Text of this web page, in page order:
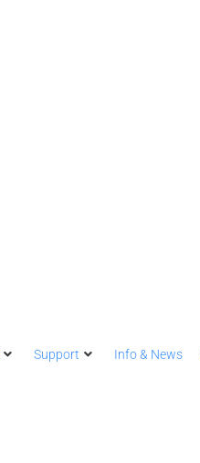
Support Info & News